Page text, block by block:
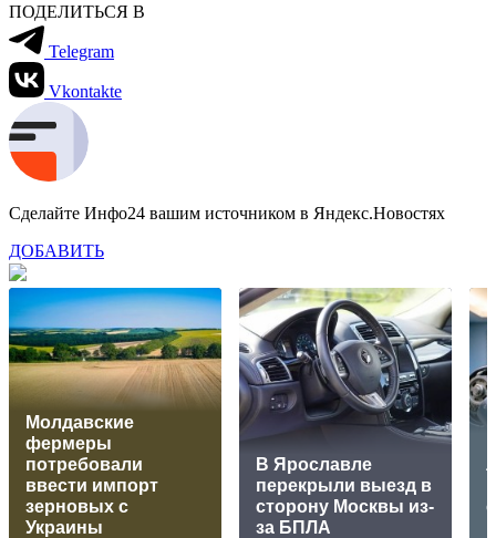
ПОДЕЛИТЬСЯ В
Telegram
Vkontakte
Сделайте Инфо24 вашим источником в Яндекс.Новостях
ДОБАВИТЬ
Молдавские
фермеры
потребовали
ввести импорт
зерновых с
Украины
В Ярославле
перекрыли выезд в
сторону Москвы из-
за БПЛА